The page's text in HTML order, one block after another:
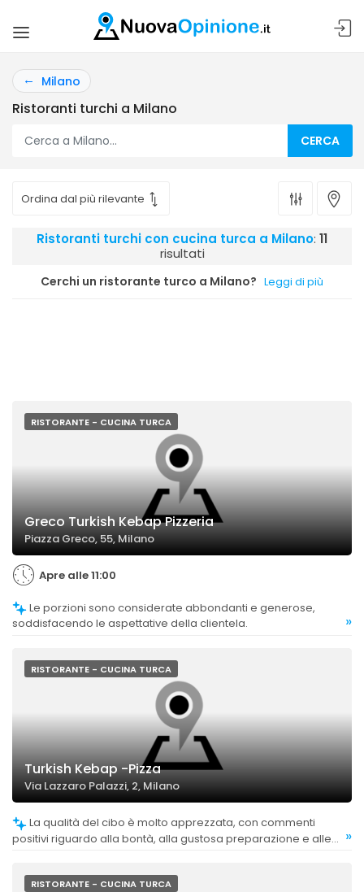
Milano
Ristoranti turchi a Milano
CERCA
Ristoranti turchi con cucina turca a Milano: 11
risultati
Cerchi un ristorante turco a Milano? Leggi di più
RISTORANTE - CUCINA TURCA
Greco Turkish Kebap Pizzeria
Piazza Greco, 55, Milano
Apre alle 11:00
soddisfacendo le aspettative della clientela.
»
RISTORANTE - CUCINA TURCA
Turkish Kebap -Pizza
Via Lazzaro Palazzi, 2, Milano
positivi riguardo alla bontà, alla gustosa preparazione e alle
»
RISTORANTE - CUCINA TURCA